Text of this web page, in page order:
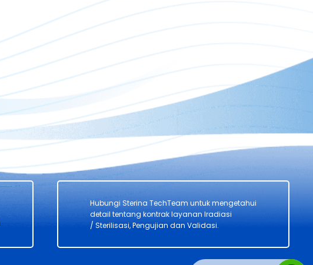
Hubungi Sterina TechTeam untuk mengetahui
detail tentang kontrak layanan Iradiasi
/ Sterilisasi, Pengujian dan Validasi.